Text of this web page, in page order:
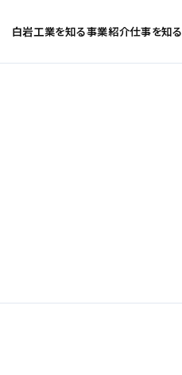
白岩工業を知る事業紹介仕事を知る